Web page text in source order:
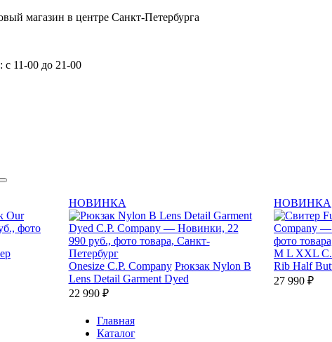
магазин в центре Санкт-Петербурга
11-00 до 21-00
НОВИНКА
Onesize C.P. Company Рюкзак Nylon B
Lens Detail Garment Dyed
22 990 ₽
НОВИНКА
M L XXL
Rib Half
27 990 ₽
Главная
Каталог